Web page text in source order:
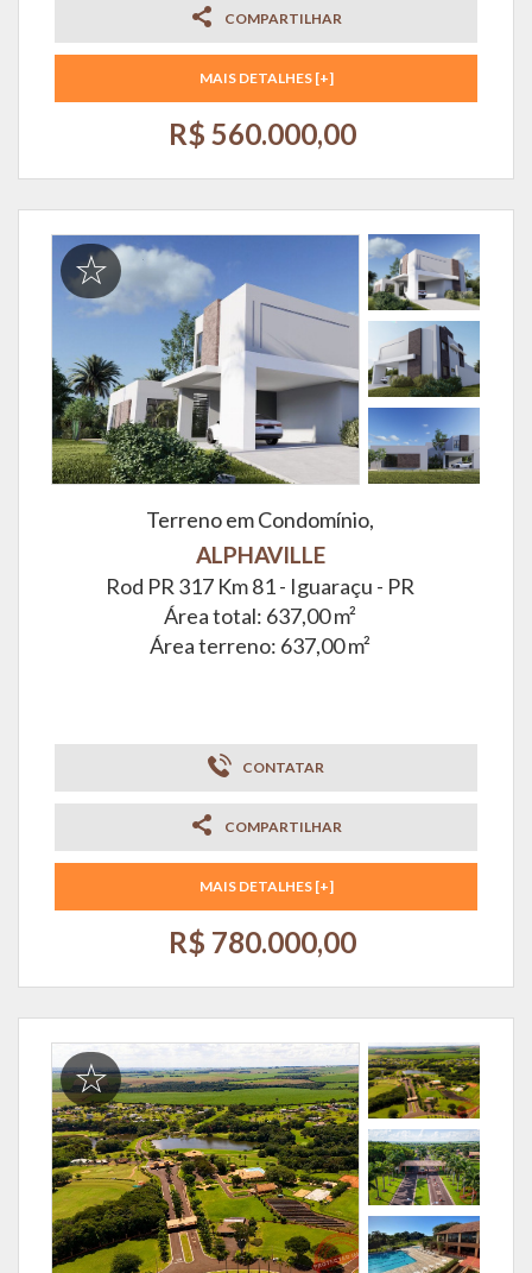
COMPARTILHAR
MAIS DETALHES [+]
R$ 560.000,00
Terreno em Condomínio,
ALPHAVILLE
Rod PR 317 Km 81 - Iguaraçu - PR
Área total: 637,00 m²
Área terreno: 637,00 m²
CONTATAR
COMPARTILHAR
MAIS DETALHES [+]
R$ 780.000,00